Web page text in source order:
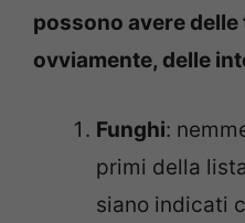
possono avere
ovviamente, delle
Funghi:
primi della
siano indicati